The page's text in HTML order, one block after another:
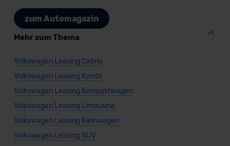
zum Automagazin
Mehr zum Thema
Volkswagen Leasing Cabrio
Volkswagen Leasing Kombi
Volkswagen Leasing Kompaktwagen
Volkswagen Leasing Limousine
Volkswagen Leasing Kleinwagen
Volkswagen Leasing SUV